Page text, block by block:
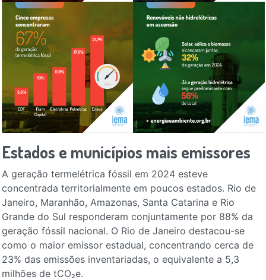
Estados e municípios mais emissores
A geração termelétrica fóssil em 2024 esteve
concentrada territorialmente em poucos estados. Rio de
Janeiro, Maranhão, Amazonas, Santa Catarina e Rio
Grande do Sul responderam conjuntamente por 88% da
geração fóssil nacional. O Rio de Janeiro destacou-se
como o maior emissor estadual, concentrando cerca de
23% das emissões inventariadas, o equivalente a 5,3
milhões de tCO₂e.